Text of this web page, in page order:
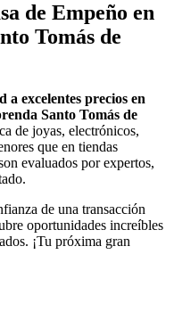
de Empeño en
Tomás de
a excelentes precios en
Santo Tomás de
de joyas, electrónicos,
que en tiendas
evaluados por expertos,
de una transacción
oportunidades increíbles
¡Tu próxima gran